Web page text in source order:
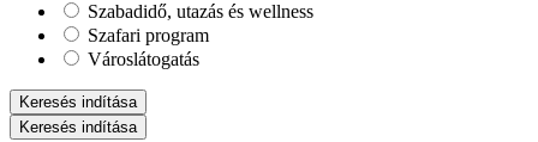
Szabadidő, utazás és wellness
Szafari program
Városlátogatás
Keresés indítása
Keresés indítása